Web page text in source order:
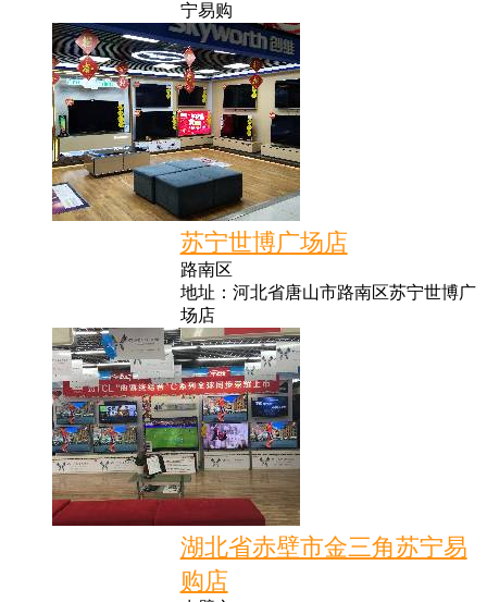
宁易购
苏宁世博广场店
路南区
地址：河北省唐山市路南区苏宁世博广
场店
湖北省赤壁市金三角苏宁易
购店